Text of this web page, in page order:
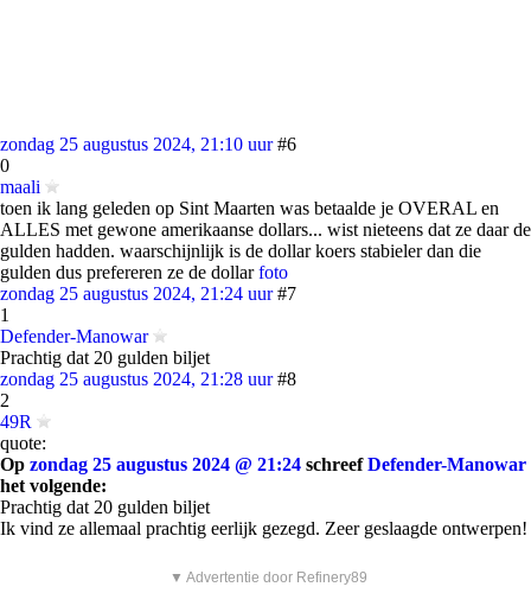
zondag 25 augustus 2024, 21:10 uur #6
0
maali
toen ik lang geleden op Sint Maarten was betaalde je OVERAL en
ALLES met gewone amerikaanse dollars... wist nieteens dat ze daar de
gulden hadden. waarschijnlijk is de dollar koers stabieler dan die
gulden dus prefereren ze de dollarfoto
zondag 25 augustus 2024, 21:24 uur #7
1
Defender-Manowar
Prachtig dat 20 gulden biljet
zondag 25 augustus 2024, 21:28 uur #8
2
49R
quote:
Op zondag 25 augustus 2024 @ 21:24 schreefDefender-Manowar
het volgende:
Prachtig dat 20 gulden biljet
Ik vind ze allemaal prachtig eerlijk gezegd. Zeer geslaagde ontwerpen!
▼ Advertentie door Refinery89